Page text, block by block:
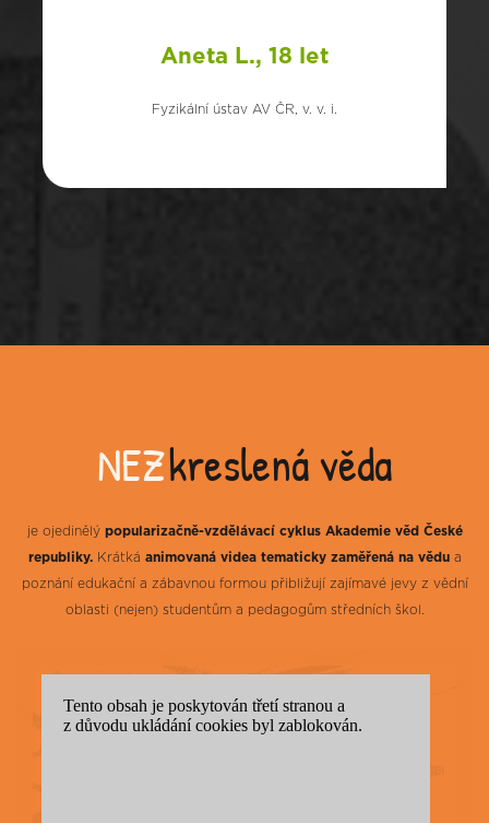
Aneta L., 18 let
Fyzikální ústav AV ČR, v. v. i.
NEZkreslená věda
je ojedinělý popularizačně-vzdělávací cyklus Akademie věd České
republiky.Krátká animovaná videa tematicky zaměřená na vědua
poznání edukační a zábavnou formou přibližují zajímavé jevy z vědní
oblasti (nejen) studentům a pedagogům středních škol.